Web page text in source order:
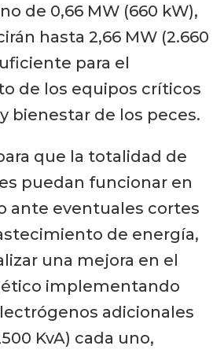
de 0,66 MW (660 kW),
hasta 2,66 MW (2.660
para el
de los equipos críticos
bienestar de los peces.
que la totalidad de
puedan funcionar en
ante eventuales cortes
de energía,
una mejora en el
implementando
adicionales
KvA) cada uno,